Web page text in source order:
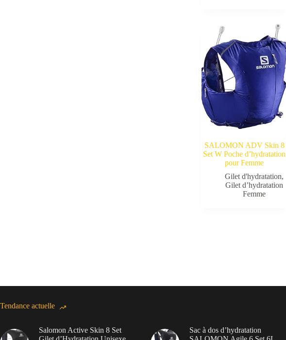
SALOMON ADV Skin 8
Set W Poche d’hydratation
pour Femme
Gilet d'hydratation,
Gilet d’hydratation
Femme
Tendance actuelle
Salomon Active Skin 8 Set
Sac à dos d’hydratation